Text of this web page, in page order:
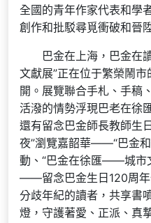
全國的青年作家代表和學
創作和批駁尋覓衝破和晉
巴金在上海，巴金在
文獻展”正在位于繁榮鬧
開。展覽聯合手札、手稿
活潑的情勢浮現巴老在徐
還有留念巴金師長教師生
夜”瀏覽嘉韶華——“巴金
動、“巴金在徐匯——城市
——留念巴金生日120周年
分歧年紀的讀者，共享書
燈，守護著愛、正派、真